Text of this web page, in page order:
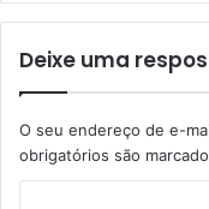
Deixe uma
O seu endereço de e-
obrigatórios são